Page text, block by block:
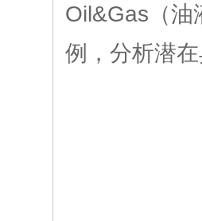
Oil&Gas（油
例，分析潜